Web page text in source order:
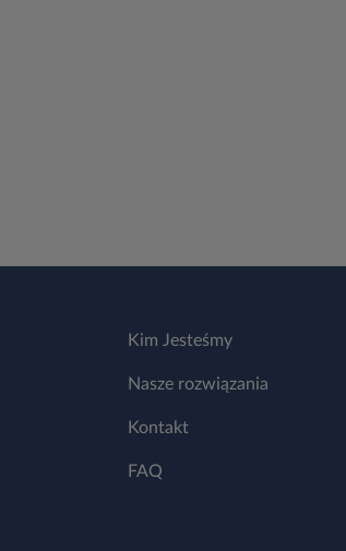
Kim Jesteśmy
Nasze rozwiązania
Kontakt
FAQ